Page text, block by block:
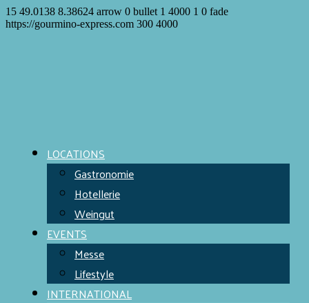
15 49.0138 8.38624 arrow 0 bullet 1 4000 1 0 fade
https://gourmino-express.com 300 4000
LOCATIONS
Gastronomie
Hotellerie
Weingut
EVENTS
Messe
Lifestyle
INTERNATIONAL